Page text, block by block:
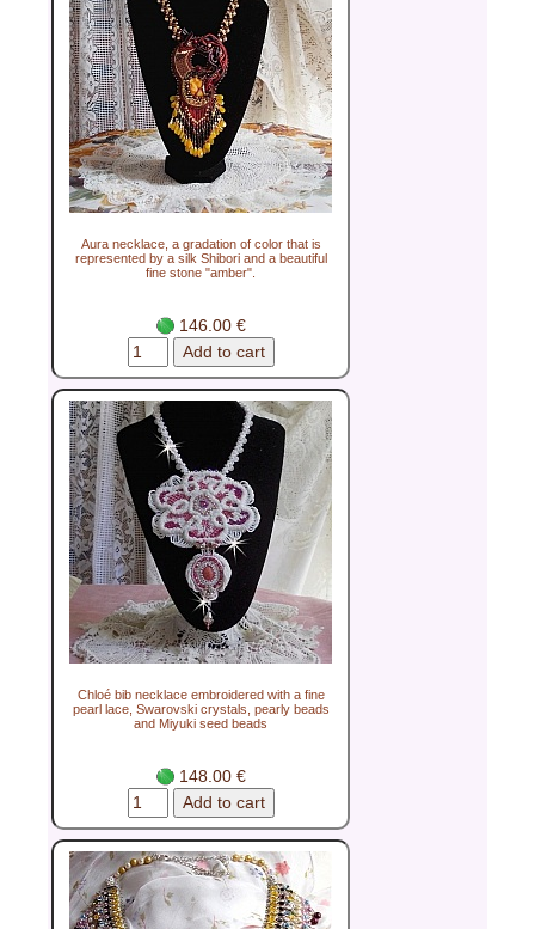
Aura necklace, a gradation of color that is
represented by a silk Shibori and a beautiful
fine stone "amber".
146.00 €
Chloé bib necklace embroidered with a fine
pearl lace, Swarovski crystals, pearly beads
and Miyuki seed beads
148.00 €